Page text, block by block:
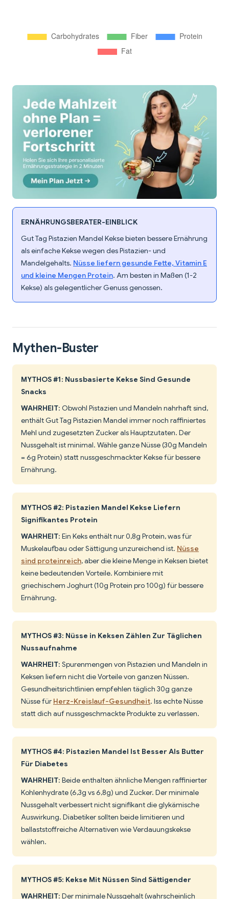
ERNÄHRUNGSBERATER-EINBLICK
Gut Tag Pistazien Mandel Kekse bieten bessere Ernährung
als einfache Kekse wegen des Pistazien- und
Mandelgehalts. Nüsse liefern gesunde Fette, Vitamin E
und kleine Mengen Protein. Am besten in Maßen (1-2
Kekse) als gelegentlicher Genuss genossen.
Mythen-Buster
MYTHOS #1: Nussbasierte Kekse Sind Gesunde
Snacks
WAHRHEIT: Obwohl Pistazien und Mandeln nahrhaft sind,
enthält Gut Tag Pistazien Mandel immer noch raffiniertes
Mehl und zugesetzten Zucker als Hauptzutaten. Der
Nussgehalt ist minimal. Wähle ganze Nüsse (30g Mandeln
= 6g Protein) statt nussgeschmackter Kekse für bessere
Ernährung.
MYTHOS #2: Pistazien Mandel Kekse Liefern
Signifikantes Protein
WAHRHEIT: Ein Keks enthält nur 0,8g Protein, was für
Muskelaufbau oder Sättigung unzureichend ist. Nüsse
sind proteinreich, aber die kleine Menge in Keksen bietet
keine bedeutenden Vorteile. Kombiniere mit
griechischem Joghurt (10g Protein pro 100g) für bessere
Ernährung.
MYTHOS #3: Nüsse in Keksen Zählen Zur Täglichen
Nussaufnahme
WAHRHEIT: Spurenmengen von Pistazien und Mandeln in
Keksen liefern nicht die Vorteile von ganzen Nüssen.
Gesundheitsrichtlinien empfehlen täglich 30g ganze
Nüsse für Herz-Kreislauf-Gesundheit. Iss echte Nüsse
statt dich auf nussgeschmackte Produkte zu verlassen.
MYTHOS #4: Pistazien Mandel Ist Besser Als Butter
Für Diabetes
WAHRHEIT: Beide enthalten ähnliche Mengen raffinierter
Kohlenhydrate (6,3g vs 6,8g) und Zucker. Der minimale
Nussgehalt verbessert nicht signifikant die glykämische
Auswirkung. Diabetiker sollten beide limitieren und
ballaststoffreiche Alternativen wie Verdauungskekse
wählen.
MYTHOS #5: Kekse Mit Nüssen Sind Sättigender
WAHRHEIT: Der minimale Nussgehalt (wahrscheinlich